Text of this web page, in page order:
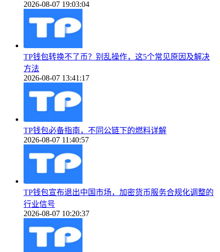
2026-08-07 19:03:04
TP钱包转换不了币？别乱操作，这5个常见原因及解决
方法
2026-08-07 13:41:17
TP钱包必备指南，不同公链下的燃料详解
2026-08-07 11:40:57
TP钱包宣布退出中国市场，加密货币服务合规化调整的
行业信号
2026-08-07 10:20:37